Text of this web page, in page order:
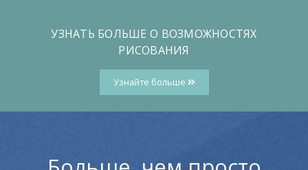
УЗНАТЬ БОЛЬШЕ О ВОЗМОЖНОСТЯХ
РИСОВАНИЯ
Узнайте больше